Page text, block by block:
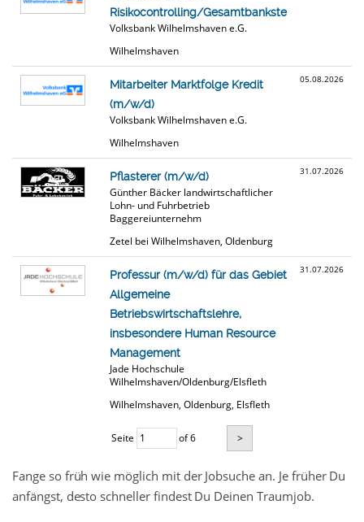
Risikocontrolling/Gesamtbanksteuerung
Volksbank Wilhelmshaven e.G.
Wilhelmshaven
05.08.2026
Mitarbeiter Marktfolge Kredit
(m/w/d)
Volksbank Wilhelmshaven e.G.
Wilhelmshaven
31.07.2026
Pflasterer (m/w/d)
Günther Bäcker landwirtschaftlicher
Lohn- und Fuhrbetrieb
Baggereiunternehm
Zetel bei Wilhelmshaven, Oldenburg
31.07.2026
Professur (m/w/d) für das Gebiet
Allgemeine
Betriebswirtschaftslehre,
insbesondere Human Resource
Management
Jade Hochschule
Wilhelmshaven/Oldenburg/Elsfleth
Wilhelmshaven, Oldenburg, Elsfleth
Seite of 6 >
Fange so früh wie möglich mit der Jobsuche an. Je früher Du
anfängst, desto schneller findest Du Deinen Traumjob.